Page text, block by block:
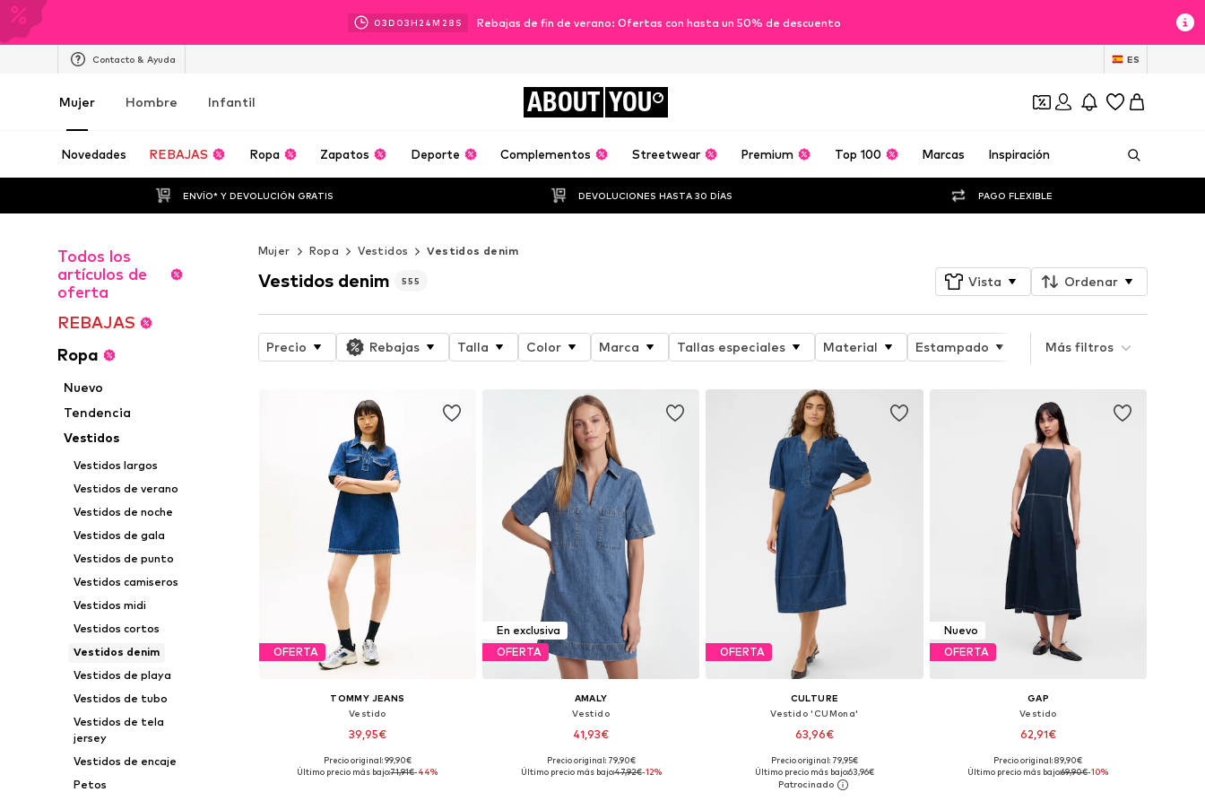
03D 03H 24M 27 S Rebajas de fin de verano: Ofertas con hasta un 50% de descuento
Contacto & Ayuda ES
Mujer Hombre Infantil ABOUT YOU
Novedades REBAJAS Ropa Zapatos Deporte Complementos Streetwear Premium Top 100 Marcas Inspiración
ENVÍO* Y DEVOLUCIÓN GRATIS DEVOLUCIONES HASTA 30 DÍAS PAGO FLEXIBLE
Todos los
artículos de
oferta
REBAJAS
Ropa
Nuevo
Tendencia
Vestidos
Vestidos largos
Vestidos de verano
Vestidos de noche
Vestidos de gala
Vestidos de punto
Vestidos camiseros
Vestidos midi
Vestidos cortos
Vestidos denim
Vestidos de playa
Vestidos de tubo
Vestidos de tela
jersey
Vestidos de encaje
Petos
Mujer Ropa Vestidos Vestidos denim
Vestidos denim 555 Vista Ordenar
Precio Rebajas Talla Color Marca Tallas especiales Material Estampado Atributo del producto
Más filtros
OFERTA
TOMMY JEANS
Vestido
39,95€
Tallas disponibles: 36, 38, 40, 42
Precio original: 99,90€
Último precio más bajo:71,91€-44%
En exclusiva
OFERTA
AMALY
Vestido
41,93€
Tallas disponibles: 36, 38, 40, 42, 44
Precio original: 79,90€
Último precio más bajo:47,92€-12%
OFERTA
CULTURE
Vestido 'CUMona'
63,96€
Tallas disponibles: 36, 38, 40, 44, 46
Añadir a la cesta
Precio original: 79,95€
Último precio más bajo:63,96€
Nuevo
OFERTA
GAP
Vestido
62,91€
Tallas disponibles: 36, 38, 40, 42, 44, 46
Precio original: 89,90€
Último precio más bajo:69,90€-10%